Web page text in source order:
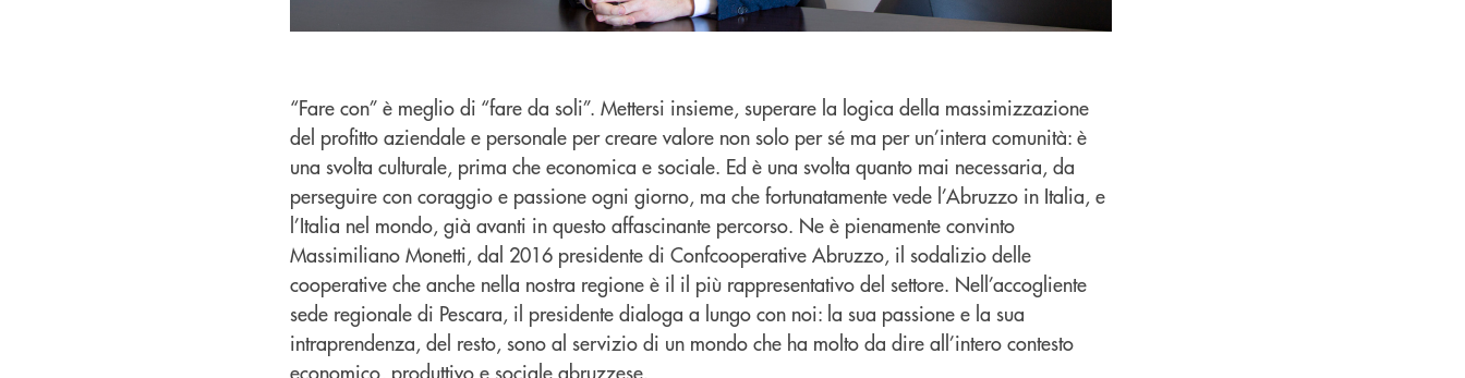
“Fare con” è meglio di “fare da soli”. Mettersi insieme, superare la logica della massimizzazione
del profitto aziendale e personale per creare valore non solo per sé ma per un’intera comunità: è
una svolta culturale, prima che economica e sociale. Ed è una svolta quanto mai necessaria, da
perseguire con coraggio e passione ogni giorno, ma che fortunatamente vede l’Abruzzo in Italia, e
l’Italia nel mondo, già avanti in questo affascinante percorso. Ne è pienamente convinto
Massimiliano Monetti, dal 2016 presidente di Confcooperative Abruzzo, il sodalizio delle
cooperative che anche nella nostra regione è il il più rappresentativo del settore. Nell’accogliente
sede regionale di Pescara, il presidente dialoga a lungo con noi: la sua passione e la sua
intraprendenza, del resto, sono al servizio di un mondo che ha molto da dire all’intero contesto
economico, produttivo e sociale abruzzese.